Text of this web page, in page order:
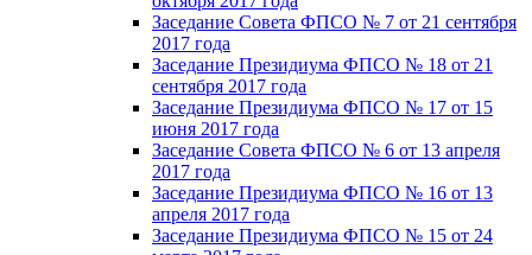
Заседание Совета ФПСО № 7 от 21 сентября
2017 года
Заседание Президиума ФПСО № 18 от 21
сентября 2017 года
Заседание Президиума ФПСО № 17 от 15
июня 2017 года
Заседание Совета ФПСО № 6 от 13 апреля
2017 года
Заседание Президиума ФПСО № 16 от 13
апреля 2017 года
Заседание Президиума ФПСО № 15 от 24